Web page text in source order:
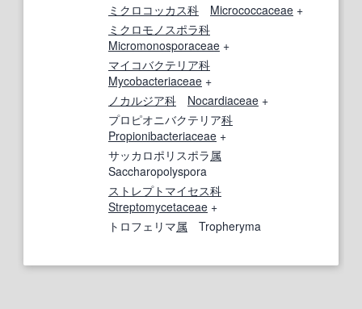
ミクロコッカス科
Micrococcaceae +
ミクロモノスポラ科
Micromonosporaceae +
マイコバクテリア科
Mycobacteriaceae +
ノカルジア科
Nocardiaceae +
プロピオニバクテリア科
Propionibacteriaceae +
サッカロポリスポラ 属
Saccharopolyspora
ストレプトマイセス科
Streptomycetaceae +
トロフェリマ属 Tropheryma